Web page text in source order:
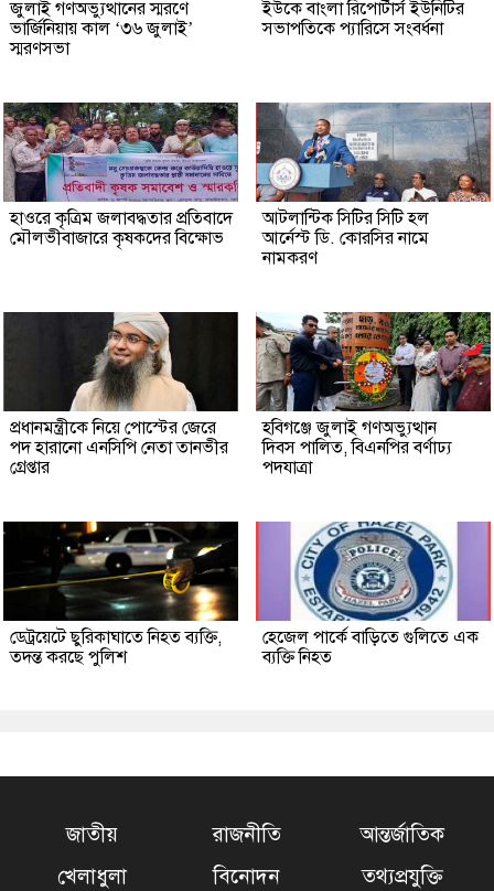
জুলাই গণঅভ্যুত্থানের স্মরণে
ভার্জিনিয়ায় কাল ‘৩৬ জুলাই’
স্মরণসভা
ইউকে বাংলা রিপোর্টার্স ইউনিটির
সভাপতিকে প্যারিসে সংবর্ধনা
হাওরে কৃত্রিম জলাবদ্ধতার প্রতিবাদে
মৌলভীবাজারে কৃষকদের বিক্ষোভ
আটলান্টিক সিটির সিটি হল
আর্নেস্ট ডি. কোরসির নামে
নামকরণ
প্রধানমন্ত্রীকে নিয়ে পোস্টের জেরে
পদ হারানো এনসিপি নেতা তানভীর
গ্রেপ্তার
হবিগঞ্জে জুলাই গণঅভ্যুত্থান
দিবস পালিত, বিএনপির বর্ণাঢ্য
পদযাত্রা
ডেট্রয়েটে ছুরিকাঘাতে নিহত ব্যক্তি,
তদন্ত করছে পুলিশ
হেজেল পার্কে বাড়িতে গুলিতে এক
ব্যক্তি নিহত
জাতীয় রাজনীতি
আন্তর্জাতিক
খেলাধুলা
বিনোদন
তথ্যপ্রযুক্তি